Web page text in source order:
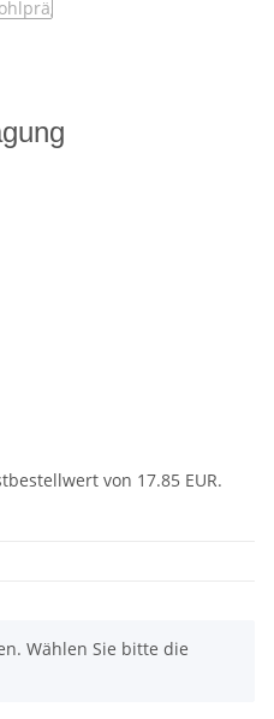
von 17.85 EUR.
Wählen Sie bitte die